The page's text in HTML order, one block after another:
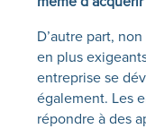
D’autre part,
en plus
entreprise se
également. Les
répondre à des